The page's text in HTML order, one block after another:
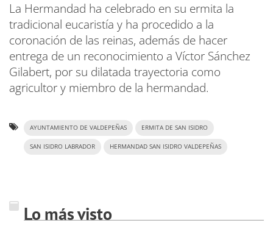
La Hermandad ha celebrado en su ermita la
tradicional eucaristía y ha procedido a la
coronación de las reinas, además de hacer
entrega de un reconocimiento a Víctor Sánchez
Gilabert, por su dilatada trayectoria como
agricultor y miembro de la hermandad.
AYUNTAMIENTO DE VALDEPEÑAS ERMITA DE SAN ISIDRO
SAN ISIDRO LABRADOR HERMANDAD SAN ISIDRO VALDEPEÑAS
Lo más visto